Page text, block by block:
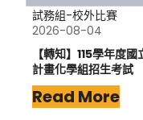
試務組-校外比賽
2026-08-04
【轉知】115學年度
計畫化學組招生考試
Read More